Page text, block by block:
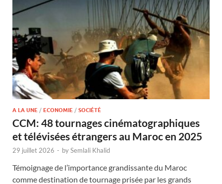
A LA UNE / ECONOMIE / SOCIÉTÉ
CCM: 48 tournages cinématographiques
et télévisées étrangers au Maroc en 2025
29 juillet 2026 - bySemlali Khalid
Témoignage de l’importance grandissante du Maroc
comme destination de tournage prisée par les grands